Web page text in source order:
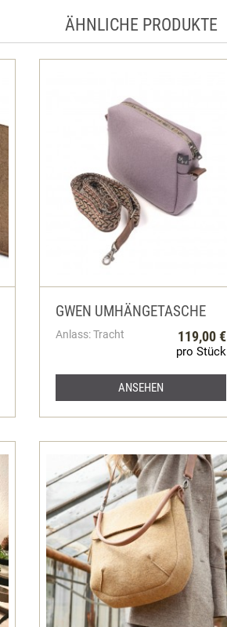
ÄHNLICHE PRODUKTE
GWEN UMHÄNGETASCHE
Anlass: Tracht 119,00 €
pro Stück
ANSEHEN